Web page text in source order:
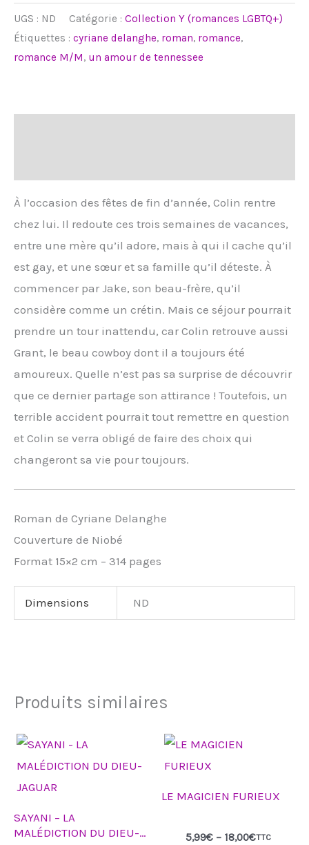
UGS : ND Catégorie : Collection Y (romances LGBTQ+)
Étiquettes : cyriane delanghe, roman, romance,
romance M/M, un amour de tennessee
À l’occasion des fêtes de fin d’année, Colin rentre
chez lui. Il redoute ces trois semaines de vacances,
entre une mère qu’il adore, mais à qui il cache qu’il
est gay, et une sœur et sa famille qu’il déteste. À
commencer par Jake, son beau-frère, qu’il
considère comme un crétin. Mais ce séjour pourrait
prendre un tour inattendu, car Colin retrouve aussi
Grant, le beau cowboy dont il a toujours été
amoureux. Quelle n’est pas sa surprise de découvrir
que ce dernier partage son attirance ! Toutefois, un
terrible accident pourrait tout remettre en question
et Colin se verra obligé de faire des choix qui
changeront sa vie pour toujours.
Roman de Cyriane Delanghe
Couverture de Niobé
Format 15×2 cm – 314 pages
Dimensions ND
Produits similaires
SAYANI – LA
MALÉDICTION DU DIEU-
de
prix :
à
Ce
produit
LE MAGICIEN FURIEUX
5,99€ – 18,00€
de
prix :
18,00€
TTC
Ce
plusieurs